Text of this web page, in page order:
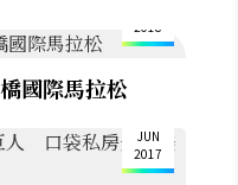
2018
國際馬拉松
JUN
2017